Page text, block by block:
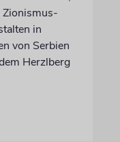
Zionismus-
in
von Serbien
Herzlberg